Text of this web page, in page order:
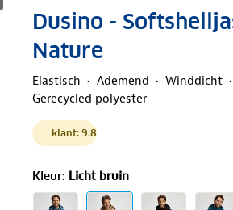
Dusino -
Nature
Elastisch Ademend Winddicht
Gerecycled polyester
klant: 9.8
Kleur: Licht bruin